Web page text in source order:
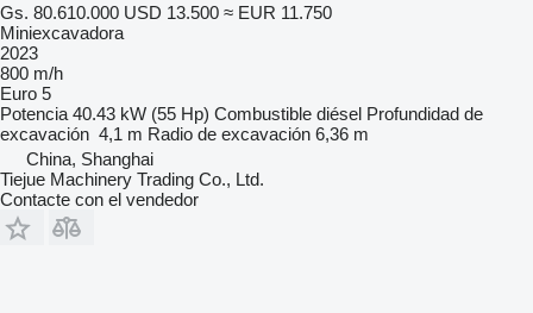
Gs. 80.610.000 USD 13.500 ≈ EUR 11.750
Miniexcavadora
2023
800 m/h
Euro 5
Potencia 40.43 kW (55 Hp) Combustible diésel Profundidad de
excavación 4,1 m Radio de excavación 6,36 m
China, Shanghai
Tiejue Machinery Trading Co., Ltd.
Contacte con el vendedor